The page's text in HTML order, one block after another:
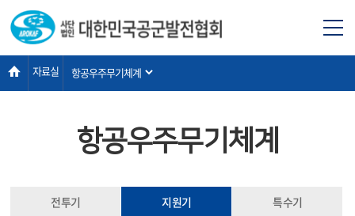
자료실
항공우주무기체계
전투기 지원기 특수기